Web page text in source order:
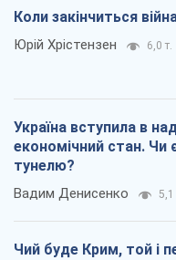
Коли закінчиться
Юрій Хрістензен 6,0 т.
Україна вступила в
економічний стан. Чи
тунелю?
Вадим Денисенко 5,1
Чий буде Крим, той і